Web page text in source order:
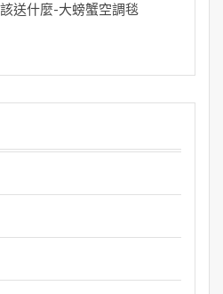
送什麼-大螃蟹空調毯